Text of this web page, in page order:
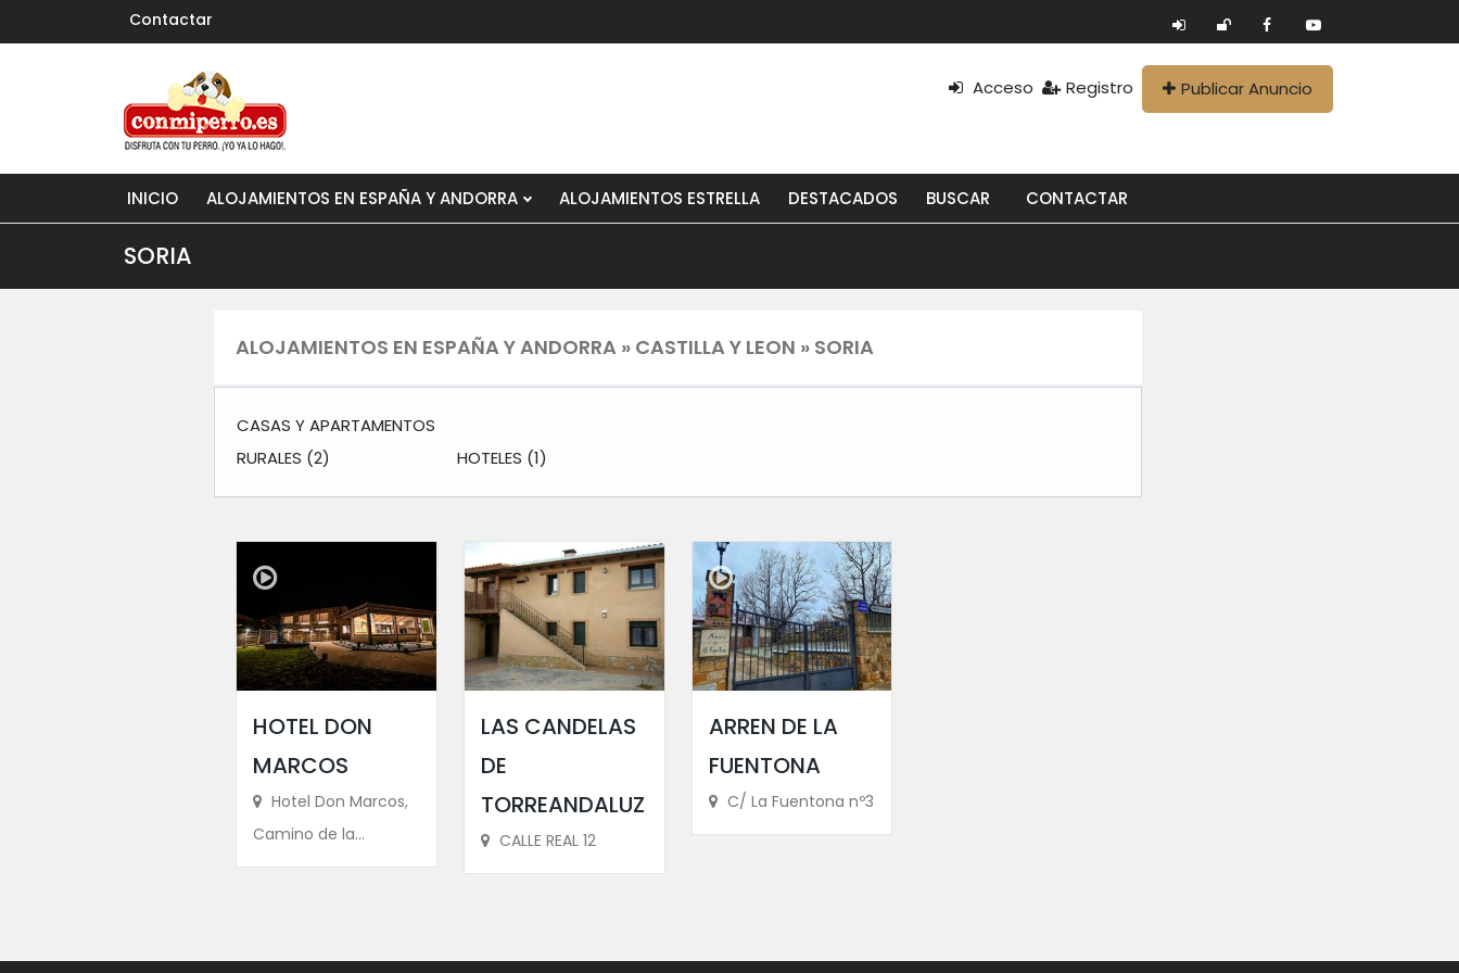
Contactar
Acceso Registro Publicar Anuncio
INICIO ALOJAMIENTOS EN ESPAÑA Y ANDORRA ALOJAMIENTOS ESTRELLA DESTACADOS BUSCAR CONTACTAR
SORIA
ALOJAMIENTOS EN ESPAÑA Y ANDORRA » CASTILLA Y LEON » SORIA
CASAS Y APARTAMENTOS
RURALES (2) HOTELES (1)
HOTEL DON
MARCOS
Hotel Don Marcos,
Camino de la...
LAS CANDELAS
DE
TORREANDALUZ
CALLE REAL 12
ARREN DE LA
FUENTONA
C/ La Fuentona nº3